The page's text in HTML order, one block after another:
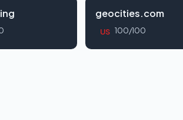
geocities.com
US 100/100